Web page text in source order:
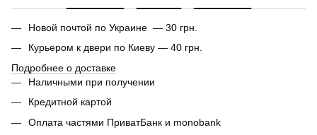
Новой почтой по Украине — 30 грн.
Курьером к двери по Киеву — 40 грн.
Подробнее о доставке
Наличными при получении
Кредитной картой
Оплата частями ПриватБанк и monobank